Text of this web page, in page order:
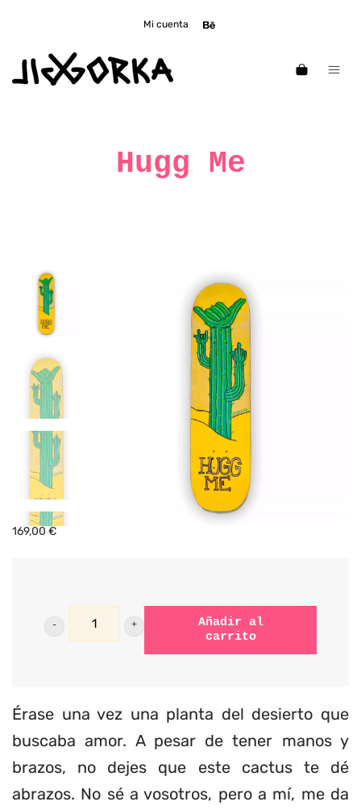
Mi cuenta
Hugg Me
169,00 €
Hugg
Me
Añadir al
carrito
Érase una vez una planta del desierto que
buscaba amor. A pesar de tener manos y
brazos, no dejes que este cactus te dé
abrazos. No sé a vosotros, pero a mí, me da